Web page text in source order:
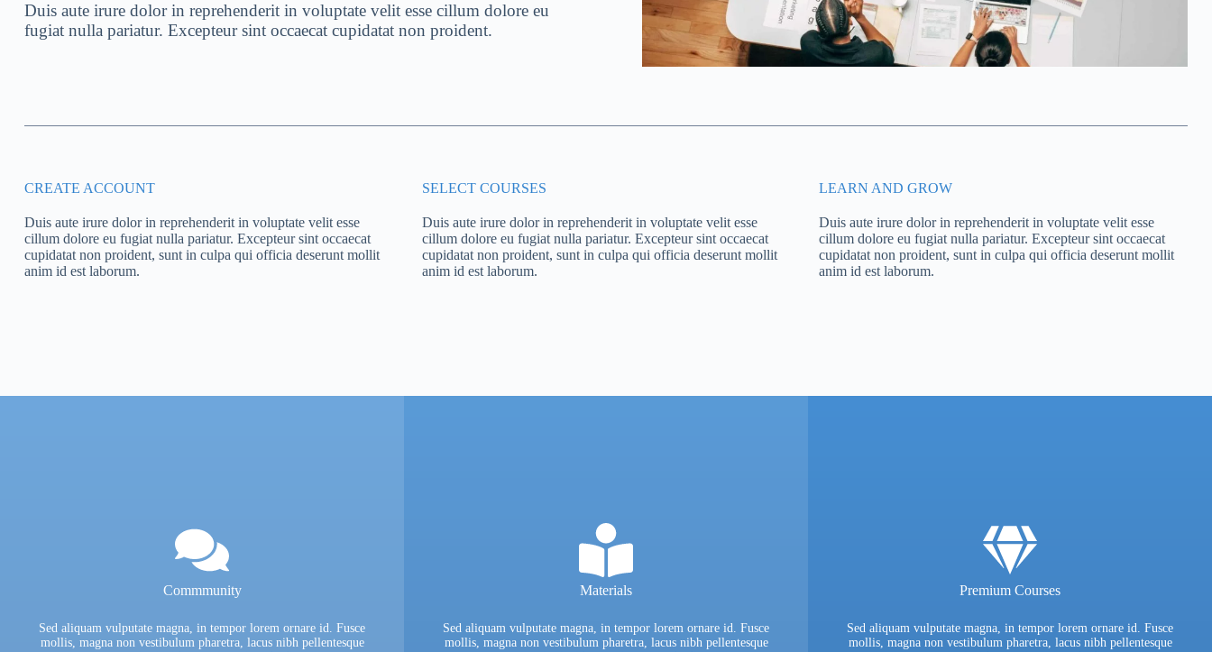
Duis aute irure dolor in reprehenderit in voluptate velit esse cillum dolore eu
fugiat nulla pariatur. Excepteur sint occaecat cupidatat non proident.
CREATE ACCOUNT
Duis aute irure dolor in reprehenderit in voluptate velit esse
cillum dolore eu fugiat nulla pariatur. Excepteur sint occaecat
cupidatat non proident, sunt in culpa qui officia deserunt mollit
anim id est laborum.
SELECT COURSES
Duis aute irure dolor in reprehenderit in voluptate velit esse
cillum dolore eu fugiat nulla pariatur. Excepteur sint occaecat
cupidatat non proident, sunt in culpa qui officia deserunt mollit
anim id est laborum.
LEARN AND GROW
Duis aute irure dolor in reprehenderit in voluptate velit esse
cillum dolore eu fugiat nulla pariatur. Excepteur sint occaecat
cupidatat non proident, sunt in culpa qui officia deserunt mollit
anim id est laborum.
Commmunity
Sed aliquam vulputate magna, in tempor lorem ornare id. Fusce
mollis, magna non vestibulum pharetra, lacus nibh pellentesque
Materials
Sed aliquam vulputate magna, in tempor lorem ornare id. Fusce
mollis, magna non vestibulum pharetra, lacus nibh pellentesque
Premium Courses
Sed aliquam vulputate magna, in tempor lorem ornare id. Fusce
mollis, magna non vestibulum pharetra, lacus nibh pellentesque